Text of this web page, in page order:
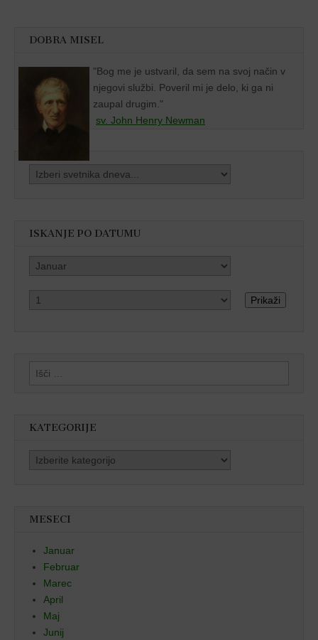
DOBRA MISEL
"Bog me je ustvaril, da sem na svoj način v
njegovi službi. Poveril mi je delo, ki ga ni
zaupal drugim."
sv. John Henry Newman
ISKANJE PO DATUMU
Prikaži
Išči:
KATEGORIJE
Kategorije
MESECI
Januar
Februar
Marec
April
Maj
Junij